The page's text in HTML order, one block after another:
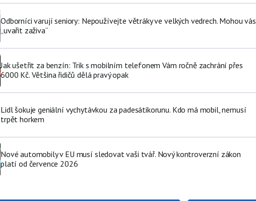
Odborníci varují seniory: Nepoužívejte větráky ve velkých vedrech. Mohou vás
„uvařit zaživa“
Jak ušetřit za benzín: Trik s mobilním telefonem Vám ročně zachrání přes
6000 Kč. Většina řidičů dělá pravý opak
Lidl šokuje geniální vychytávkou za padesátikorunu. Kdo má mobil, nemusí
trpět horkem
Nové automobily v EU musí sledovat vaši tvář. Nový kontroverzní zákon
platí od července 2026